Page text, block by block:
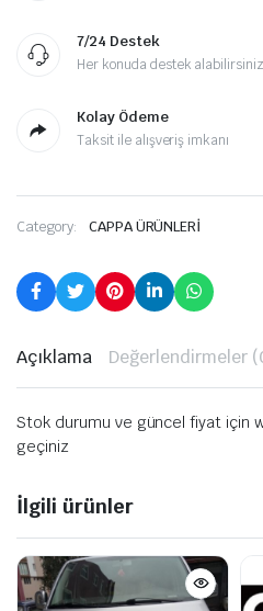
7/24 Destek
Her konuda destek alabilirsiniz
Kolay Ödeme
Taksit ile alışveriş imkanı
Category: CAPPA ÜRÜNLERİ
Açıklama Değerlendirmeler
Stok durumu ve güncel fiyat için
geçiniz
İlgili ürünler